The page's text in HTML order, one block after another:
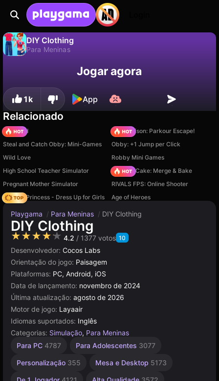
DIY Clothing
Para Meninas
Salve o progresso!Jogar agora
1k App
Relacionado
TB World
Barry Prison: Parkour Escape!
Steal and Catch Obby: Mini-Games
Obby: +1 Jump per Click
Wild Love
Robby Mini Games
High School Teacher Simulator
Piece of Cake: Merge & Bake
Pregnant Mother Simulator
RIVALS FPS: Online Shooter
Fashion Princess - Dress Up for Girls
Age of Heroes
Playgama / Para Meninas / DIY Clothing
DIY Clothing
★★★★★ 4.2 / 1377 votos 10
Desenvolvedor: Cocos Labs
Orientação do jogo: Paisagem
Plataformas: PC, Android, iOS
Data de lançamento: novembro de 2024
Última atualização: agosto de 2026
Motor de jogo: Layaair
Idiomas suportados: Inglês
Categorias: Simulação, Para Meninas
Para PC 4787 Para Adolescentes 3077
Personalização 355 Mesa e Desktop 5173
Simples
Infantis
Navegador